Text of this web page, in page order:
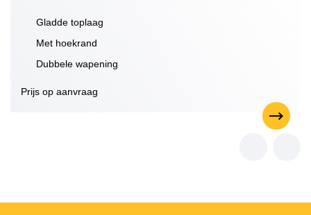
Gladde toplaag
Met hoekrand
Dubbele wapening
Prijs op aanvraag